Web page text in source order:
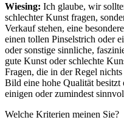
Wiesing: Ich glaube, wir
schlechter Kunst fragen,
Verkauf stehen, eine
einen tollen Pinselstrich oder
oder sonstige sinnliche,
gute Kunst oder schlechte
Fragen, die in der Regel
Bild eine hohe Qualität besitzt
einigen oder zumindest
Welche Kriterien meinen Sie?